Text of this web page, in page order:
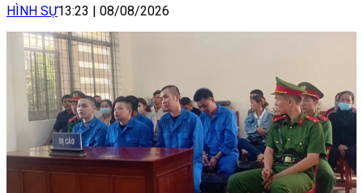
HÌNH SỰ13:23 08/08/2026